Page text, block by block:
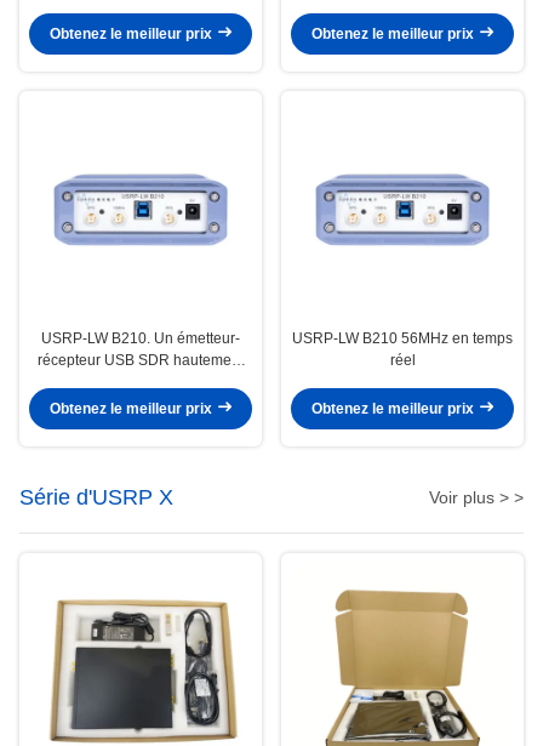
bande 2T2R USRP SDR
Obtenez le meilleur prix
largeur de bande, 2T2R, USRP
Obtenez le meilleur prix
USRP-LW B210. Un émetteur-
récepteur USB SDR hautement
Obtenez le meilleur prix
USRP-LW B210 56MHz en temps
réel
Obtenez le meilleur prix
Série d'USRP X Voir plus > >